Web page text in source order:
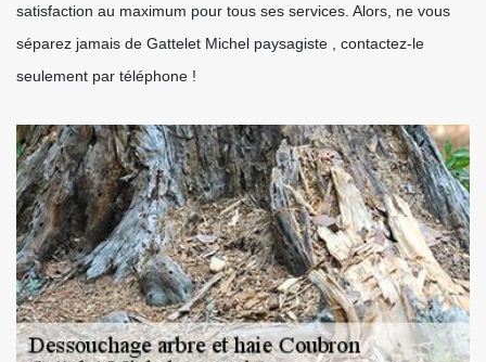
satisfaction au maximum pour tous ses services. Alors, ne vous
séparez jamais de Gattelet Michel paysagiste , contactez-le
seulement par téléphone !